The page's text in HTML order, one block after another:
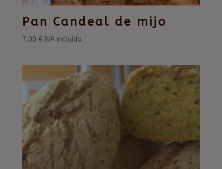
Pan Candeal de mijo
7,00 € IVA incluído